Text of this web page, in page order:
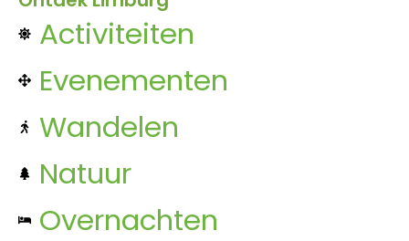
Activiteiten
Evenementen
Wandelen
Natuur
Overnachten